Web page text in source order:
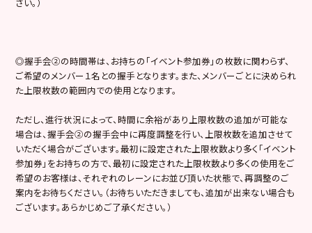
◎握手会②の時間帯は、お持ちの「イベント参加券」の枚数に関わらず、
ご希望のメンバー１名との握手となります。また、メンバーごとに決められ
た上限枚数の範囲内での使用となります。
ただし、進行状況によって、時間に余裕があり上限枚数の追加が可能な
場合は、握手会②の握手会中に再度調整を行い、上限枚数を追加させて
いただく場合がございます。最初に設定された上限枚数より多く「イベント
参加券」をお持ちの方で、最初に設定された上限枚数より多くの使用をご
希望のお客様は、それぞれのレーンにお並び頂いた状態で、再調整のご
案内をお待ちください。（お待ちいただきましても、追加が出来ない場合も
ございます。あらかじめご了承ください。）